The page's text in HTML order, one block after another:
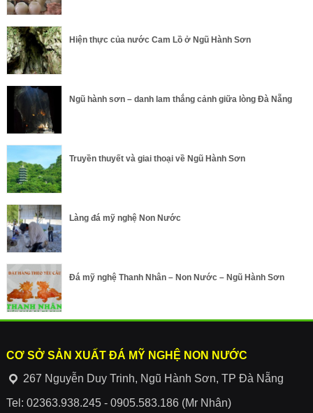
Hiện thực của nước Cam Lồ ở Ngũ Hành Sơn
Ngũ hành sơn – danh lam thắng cảnh giữa lòng Đà Nẵng
Truyền thuyết và giai thoại về Ngũ Hành Sơn
Làng đá mỹ nghệ Non Nước
Đá mỹ nghệ Thanh Nhân – Non Nước – Ngũ Hành Sơn
CƠ SỞ SẢN XUẤT ĐÁ MỸ NGHỆ NON NƯỚC
267 Nguyễn Duy Trinh, Ngũ Hành Sơn, TP Đà Nẵng
Tel: 02363.938.245 - 0905.583.186 (Mr Nhân)